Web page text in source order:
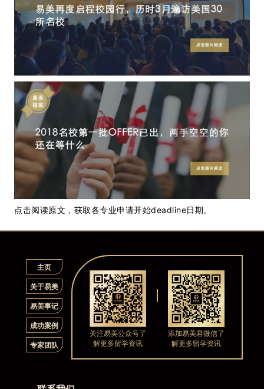
点击阅读原文，获取各专业申请开始deadline日期。
主页
关于易美
易美事记
成功案例
专家团队
关注易美公众号了
解更多留学资讯
添加易美君微信了
解更多留学资讯